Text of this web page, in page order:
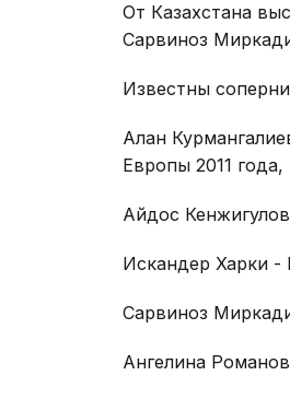
От Казахстана
Сарвиноз
Известны
Алан
Европы 2011 года,
Айдос
Искандер Харки -
Сарвиноз
Ангелина